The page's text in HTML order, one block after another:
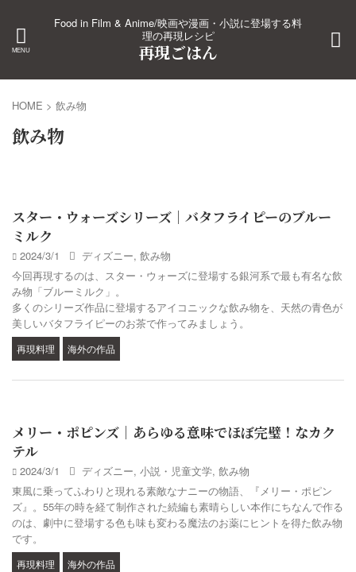
Food in Film & Anime/映画や漫画・小説に登場する料
理の再現レシピ
再現ごはん
HOME > 飲み物
飲み物
スター・ウォーズシリーズ｜バタフライピーのブルー
ミルク
2024/3/1 ディズニー, 飲み物
今回再現するのは、スター・ウォーズに登場する銀河系で最も有名な飲
み物「ブルーミルク」。
多くのシリーズ作品に登場するアイコニックな飲み物を、天然の青色が
美しいバタフライピーのお茶で作ってみましょう。
再現料理 海外の作品
メリー・ポピンズ｜あらゆる意味でほぼ完璧！なカク
テル
2024/3/1 ディズニー, 小説・児童文学, 飲み物
東風に乗ってふわりと現れる素敵なナニーの物語、『メリー・ポピン
ズ』。55年の時を経て制作された続編も素晴らしい本作にちなんで作る
のは、劇中に登場する色も味も変わる魔法のお薬にヒントを得た飲み物
です。
再現料理 海外の作品